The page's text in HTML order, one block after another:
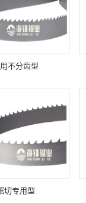
不分齿型
切专用型